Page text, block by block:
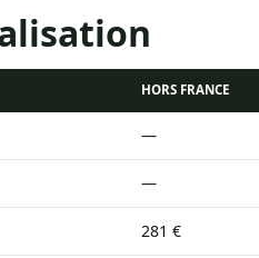
HORS FRANCE
—
—
281 €